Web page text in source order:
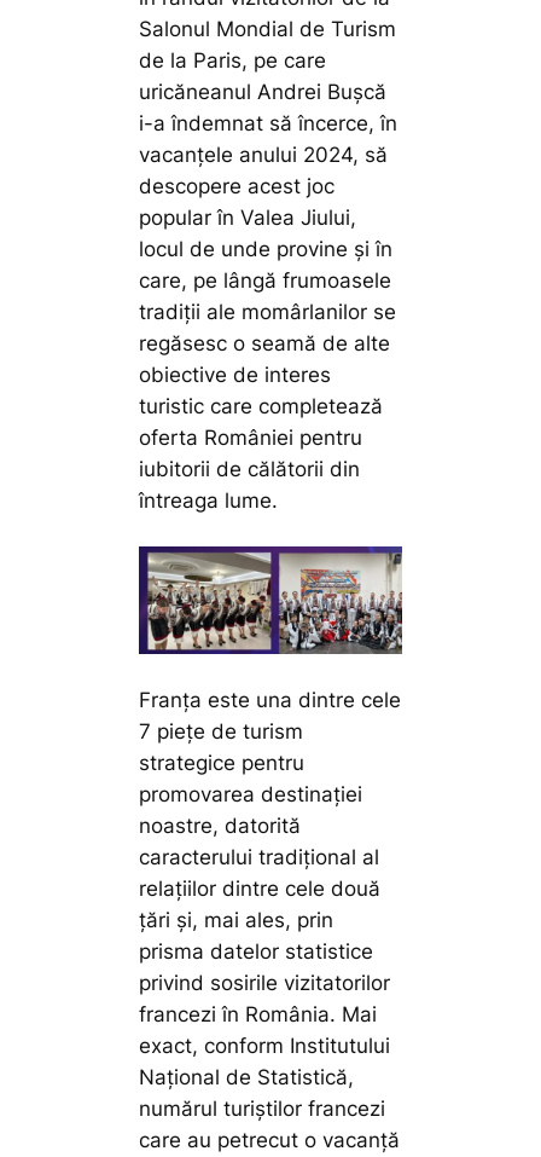
Salonul Mondial de Turism
de la Paris, pe care
uricăneanul Andrei Bușcă
i-a îndemnat să încerce, în
vacanțele anului 2024, să
descopere acest joc
popular în Valea Jiului,
locul de unde provine și în
care, pe lângă frumoasele
tradiții ale momârlanilor se
regăsesc o seamă de alte
obiective de interes
turistic care completează
oferta României pentru
iubitorii de călătorii din
întreaga lume.
Franța este una dintre cele
7 piețe de turism
strategice pentru
promovarea destinației
noastre, datorită
caracterului tradițional al
relațiilor dintre cele două
țări și, mai ales, prin
prisma datelor statistice
privind sosirile vizitatorilor
francezi în România. Mai
exact, conform Institutului
Național de Statistică,
numărul turiștilor francezi
care au petrecut o vacanță